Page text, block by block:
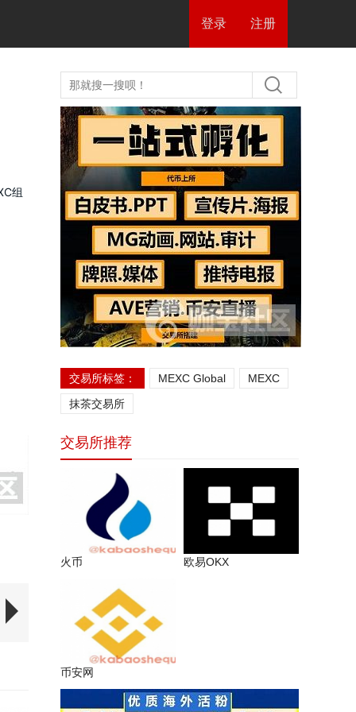
登录 注册
组
交易所标签： MEXC Global
MEXC
抹茶交易所
交易所推荐
火币 欧易OKX
币安网